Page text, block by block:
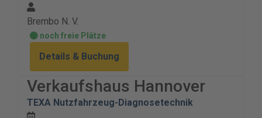
Brembo N. V.
noch freie Plätze
Details & Buchung
Verkaufshaus Hannover
TEXA Nutzfahrzeug-Diagnosetechnik